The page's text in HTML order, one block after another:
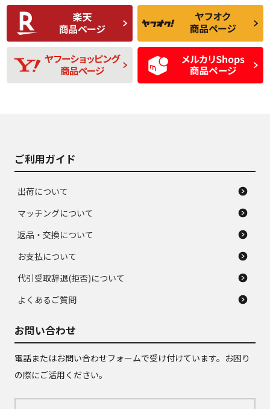
C
比較的きれいな中古
品
C
られるが、使用に問
題のない中古品
D
使用感や目立つ傷が
あり、一般的な中古
品
D
残り溝も少なく、偏
磨耗がみられ、短期
間使用できるくらい
の中古品
ご利用ガイド
出荷について
マッチングについて
返品・交換について
お支払について
代引受取辞退(拒否)について
よくあるご質問
お問い合わせ
電話またはお問い合わせフォームで受け付けています。お困り
の際にご活用ください。